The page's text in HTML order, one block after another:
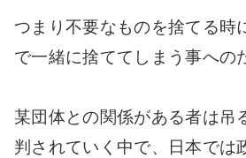
つまり不要なものを捨てる時
で一緒に捨ててしまう事への
某団体との関係がある者は吊
判されていく中で、日本では